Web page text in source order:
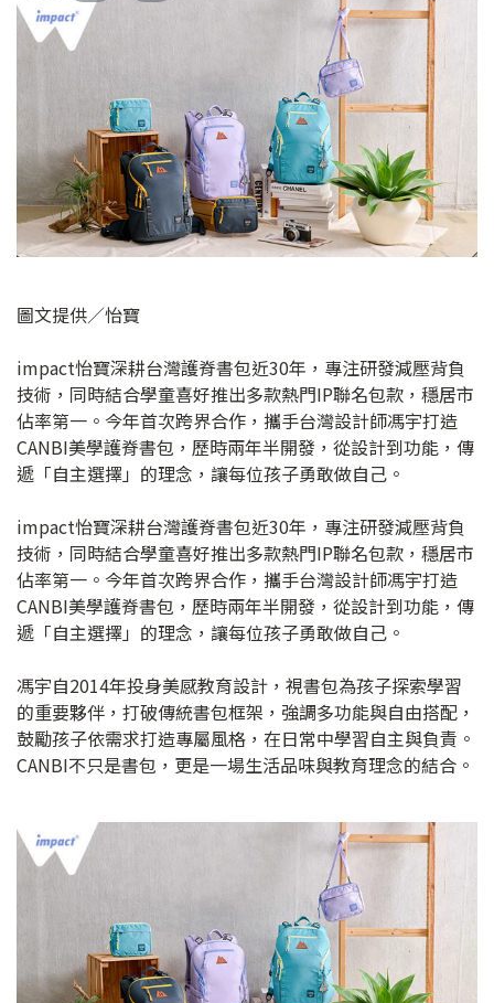
圖文提供∕怡寶
impact怡寶深耕台灣護脊書包近30年，專注研發減壓背負
技術，同時結合學童喜好推出多款熱門IP聯名包款，穩居市
佔率第一。今年首次跨界合作，攜手台灣設計師馮宇打造
CANBI美學護脊書包，歷時兩年半開發，從設計到功能，傳
遞「自主選擇」的理念，讓每位孩子勇敢做自己。
impact怡寶深耕台灣護脊書包近30年，專注研發減壓背負
技術，同時結合學童喜好推出多款熱門IP聯名包款，穩居市
佔率第一。今年首次跨界合作，攜手台灣設計師馮宇打造
CANBI美學護脊書包，歷時兩年半開發，從設計到功能，傳
遞「自主選擇」的理念，讓每位孩子勇敢做自己。
馮宇自2014年投身美感教育設計，視書包為孩子探索學習
的重要夥伴，打破傳統書包框架，強調多功能與自由搭配，
鼓勵孩子依需求打造專屬風格，在日常中學習自主與負責。
CANBI不只是書包，更是一場生活品味與教育理念的結合。